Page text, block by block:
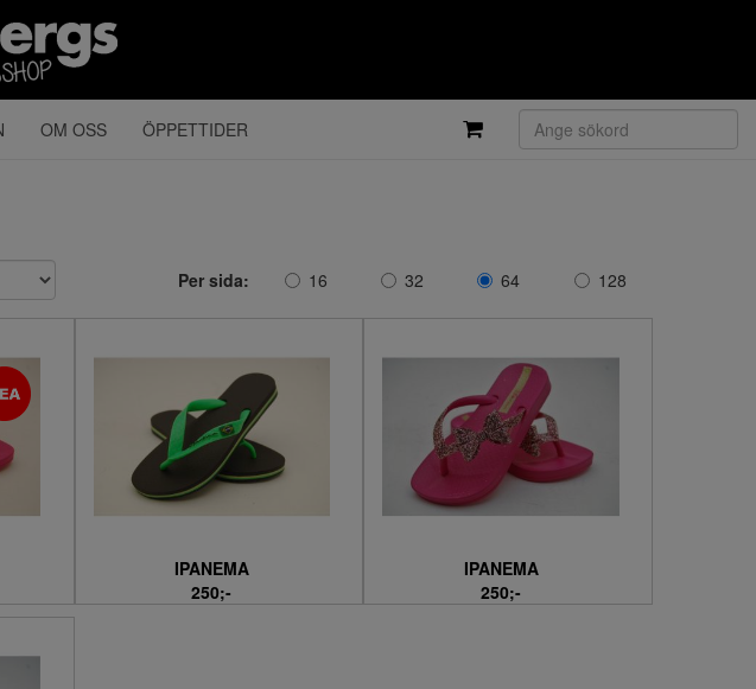
OM OSS ÖPPETTIDER
Per sida: 16 32 64 128
IPANEMA
250;-
IPANEMA
250;-